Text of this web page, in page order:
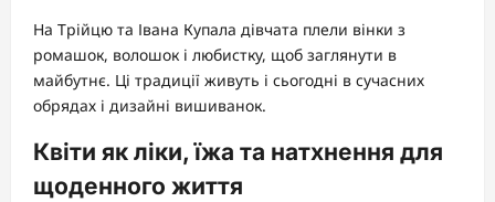
На Трійцю та Івана Купала дівчата плели вінки з
ромашок, волошок і любистку, щоб заглянути в
майбутнє. Ці традиції живуть і сьогодні в сучасних
обрядах і дизайні вишиванок.
Квіти як ліки, їжа та натхнення для
щоденного життя